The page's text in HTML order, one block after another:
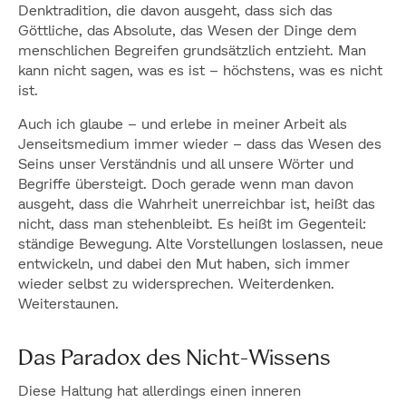
Denktradition, die davon ausgeht, dass sich das
Göttliche, das Absolute, das Wesen der Dinge dem
menschlichen Begreifen grundsätzlich entzieht. Man
kann nicht sagen, was es ist – höchstens, was es nicht
ist.
Auch ich glaube – und erlebe in meiner Arbeit als
Jenseitsmedium immer wieder – dass das Wesen des
Seins unser Verständnis und all unsere Wörter und
Begriffe übersteigt. Doch gerade wenn man davon
ausgeht, dass die Wahrheit unerreichbar ist, heißt das
nicht, dass man stehenbleibt. Es heißt im Gegenteil:
ständige Bewegung. Alte Vorstellungen loslassen, neue
entwickeln, und dabei den Mut haben, sich immer
wieder selbst zu widersprechen. Weiterdenken.
Weiterstaunen.
Das Paradox des Nicht-Wissens
Diese Haltung hat allerdings einen inneren